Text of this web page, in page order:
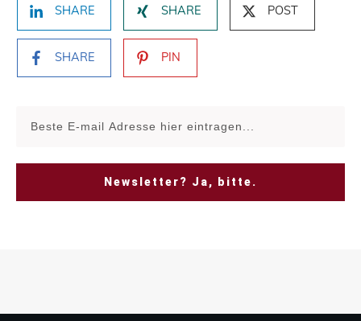
SHARE SHARE POST
SHARE PIN
Newsletter? Ja, bitte.